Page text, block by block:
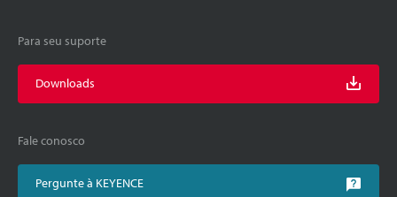
Para seu suporte
Downloads
Fale conosco
Pergunte à KEYENCE